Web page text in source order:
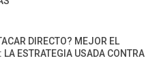
DIRECTO? MEJOR EL
LA ESTRATEGIA USADA CONTRA